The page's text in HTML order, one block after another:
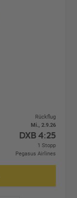
Rückflug
Mi., 2.9.26
DXB 4:25
1 Stopp
Pegasus Airlines